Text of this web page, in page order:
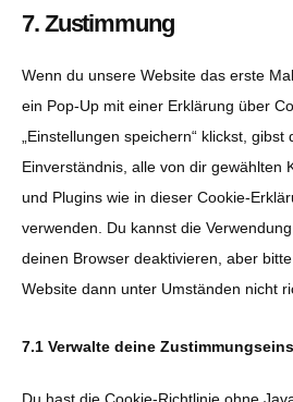
7. Zustimmung
Wenn du unsere Website das erste
ein Pop-Up mit einer Erklärung über
„Einstellungen speichern“ klickst, gibst
Einverständnis, alle von dir gewählten
und Plugins wie in dieser Cookie-
verwenden. Du kannst die
deinen Browser deaktivieren, aber
Website dann unter Umständen nicht
7.1 Verwalte deine